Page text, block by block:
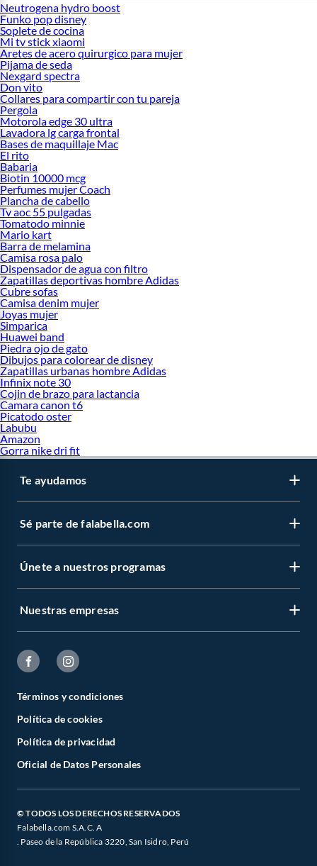
Neutrogena hydro boost
Funko pop disney
Soplete de cocina
Mi tv stick xiaomi
Aretes de acero quirurgico para mujer
Pijama de seda
Nexgard spectra
Don vito
Collares para compartir con tu pareja
Pergola
Motorola edge 30 ultra
Lavadora lg carga frontal
Bases de maquillaje Mac
El rito
Babaria
Biotin 10000 mcg
Perfumes mujer Coach
Plancha de cabello
Tv aoc 55 pulgadas
Tomatodo minnie
Mario kart
Barra de melamina
Camisa rosa palo
Dispensador de agua con filtro
Zapatillas deportivas hombre Adidas
Cubre sofas
Camisa denim mujer
Joyas mujer
Simparica
Huawei band
Piedra ojo de gato
Dibujos para colorear de disney
Zapatillas urbanas hombre Adidas
Infinix note 30
Cojin de brazo para lactancia
Camara canon t6
Picatodo oster
Labubu
Amazon
Gorra nike dri fit
Te ayudamos
Sé parte de falabella.com
Únete a nuestros programas
Nuestras empresas
Términos y condiciones
Política de cookies
Política de privacidad
Oficial de Datos Personales
© TODOS LOS DERECHOS RESERVADOS
Falabella.com S.A.C. A
. Paseo de la República 3220, San Isidro, Perú